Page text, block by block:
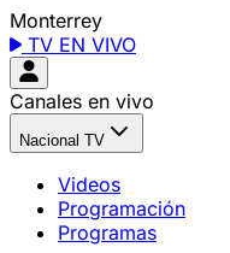
Monterrey
TV EN VIVO
Canales en vivo
Nacional TV
Videos
Programación
Programas